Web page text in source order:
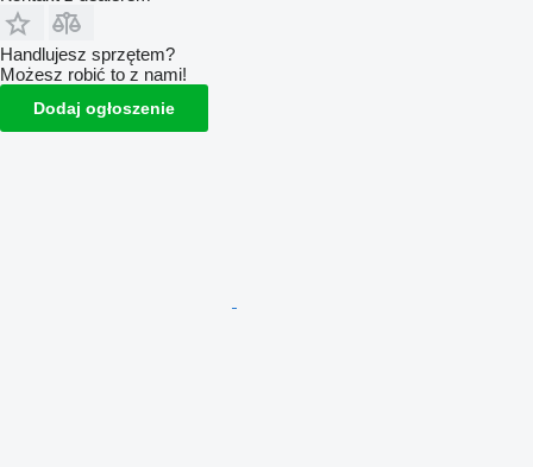
Handlujesz sprzętem?
Możesz robić to z nami!
Dodaj ogłoszenie